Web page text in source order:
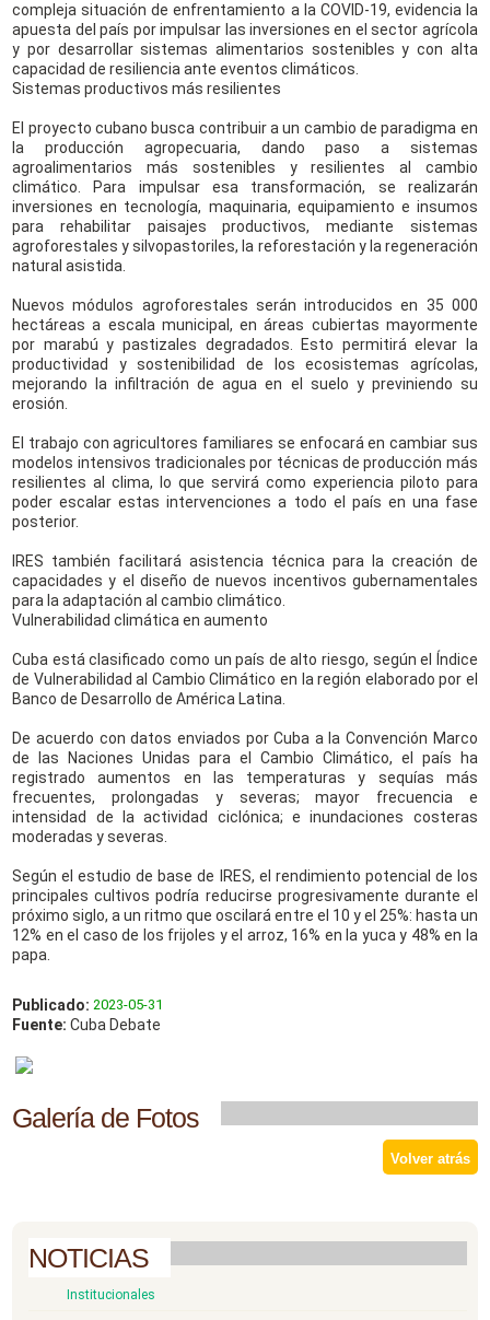
compleja situación de enfrentamiento a la COVID-19, evidencia la
apuesta del país por impulsar las inversiones en el sector agrícola
y por desarrollar sistemas alimentarios sostenibles y con alta
capacidad de resiliencia ante eventos climáticos.
Sistemas productivos más resilientes
El proyecto cubano busca contribuir a un cambio de paradigma en
la producción agropecuaria, dando paso a sistemas
agroalimentarios más sostenibles y resilientes al cambio
climático. Para impulsar esa transformación, se realizarán
inversiones en tecnología, maquinaria, equipamiento e insumos
para rehabilitar paisajes productivos, mediante sistemas
agroforestales y silvopastoriles, la reforestación y la regeneración
natural asistida.
Nuevos módulos agroforestales serán introducidos en 35 000
hectáreas a escala municipal, en áreas cubiertas mayormente
por marabú y pastizales degradados. Esto permitirá elevar la
productividad y sostenibilidad de los ecosistemas agrícolas,
mejorando la infiltración de agua en el suelo y previniendo su
erosión.
El trabajo con agricultores familiares se enfocará en cambiar sus
modelos intensivos tradicionales por técnicas de producción más
resilientes al clima, lo que servirá como experiencia piloto para
poder escalar estas intervenciones a todo el país en una fase
posterior.
IRES también facilitará asistencia técnica para la creación de
capacidades y el diseño de nuevos incentivos gubernamentales
para la adaptación al cambio climático.
Vulnerabilidad climática en aumento
Cuba está clasificado como un país de alto riesgo, según el Índice
de Vulnerabilidad al Cambio Climático en la región elaborado por el
Banco de Desarrollo de América Latina.
De acuerdo con datos enviados por Cuba a la Convención Marco
de las Naciones Unidas para el Cambio Climático, el país ha
registrado aumentos en las temperaturas y sequías más
frecuentes, prolongadas y severas; mayor frecuencia e
intensidad de la actividad ciclónica; e inundaciones costeras
moderadas y severas.
Según el estudio de base de IRES, el rendimiento potencial de los
principales cultivos podría reducirse progresivamente durante el
próximo siglo, a un ritmo que oscilará entre el 10 y el 25%: hasta un
12% en el caso de los frijoles y el arroz, 16% en la yuca y 48% en la
papa.
Publicado:2023-05-31
Fuente: Cuba Debate
Galería de Fotos
Volver atrás
NOTICIAS
Institucionales